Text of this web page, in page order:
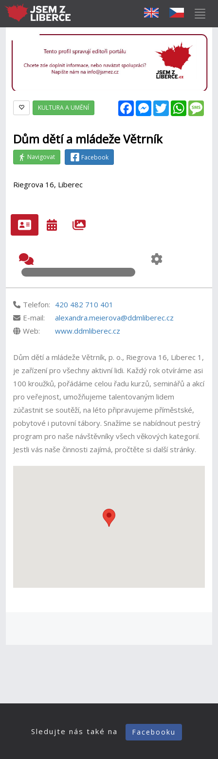
FacebookMessenger
Twitter
KULTURA A UMĚNÍ
Dům dětí a mládeže Větrník
Navigovat Facebook
Riegrova 16, Liberec
Telefon: 420 482 710 401
E-mail:
alexandra.meierova@ddmliberec.cz
Web:
www.ddmliberec.cz
Dům dětí a mládeže Větrník, p. o., Riegrova 16, Liberec 1,
je zařízení pro všechny aktivní lidi. Každý rok otvíráme asi
100 kroužků, pořádáme celou řadu kurzů, seminářů a akcí
pro veřejnost, umožňujeme talentovaným lidem
zúčastnit se soutěží, na léto připravujeme příměstské,
pobytové i putovní tábory. Snažíme se nabídnout pestrý
program pro naše návštěvníky všech věkových kategorií.
Jestli vás naše činnosti zajímá, pročtěte si další stránky.
Sledujte nás také na Facebooku